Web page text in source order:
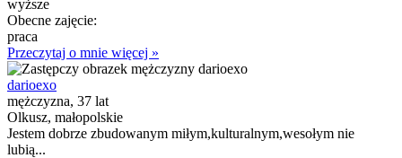
wyższe
Obecne zajęcie:
praca
Przeczytaj o mnie więcej »
darioexo
mężczyzna, 37 lat
Olkusz, małopolskie
Jestem dobrze zbudowanym miłym,kulturalnym,wesołym nie
lubią...